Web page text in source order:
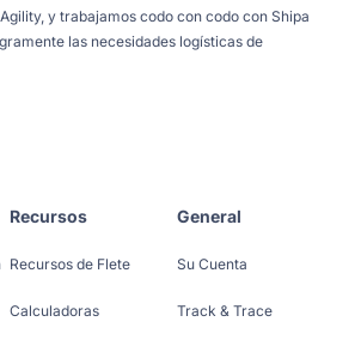
y trabajamos codo con codo con Shipa
las necesidades logísticas de
Recursos
Recursos de Flete
Calculadoras
General
Su Cuenta
Track & Trace